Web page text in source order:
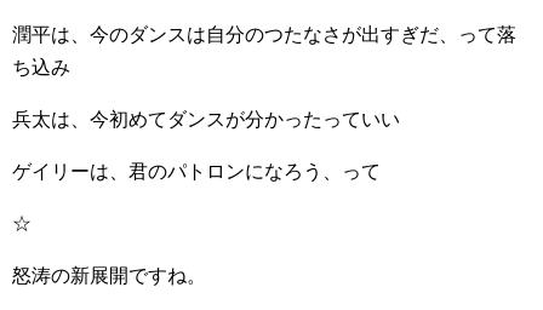
潤平は、今のダンスは自分のつたなさが出すぎだ、って落
ち込み
兵太は、今初めてダンスが分かったっていい
ゲイリーは、君のパトロンになろう、って
☆
怒涛の新展開ですね。